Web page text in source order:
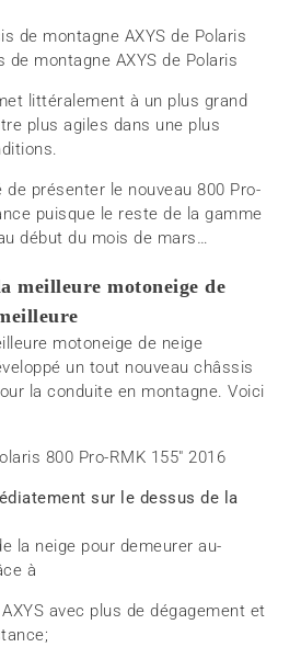
de montagne AXYS de Polaris
littéralement à un plus grand
plus agiles dans une plus
de présenter le nouveau 800 Pro-
puisque le reste de la gamme
début du mois de mars…
meilleure motoneige de
motoneige de neige
un tout nouveau châssis
la conduite en montagne. Voici
sur le dessus de la
la neige pour demeurer au-
à
avec plus de dégagement et